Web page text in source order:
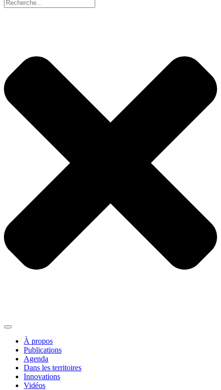
À propos
Publications
Agenda
Dans les territoires
Innovations
Vidéos